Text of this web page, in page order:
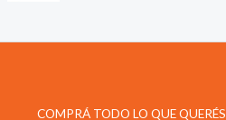
COMPRÁ TODO LO QUE